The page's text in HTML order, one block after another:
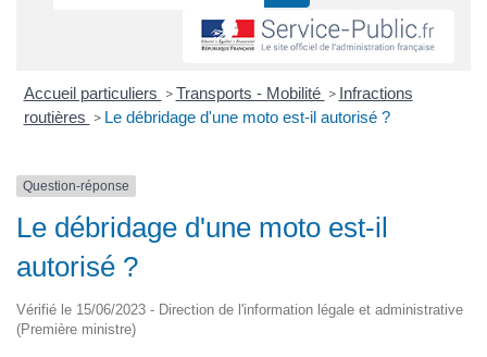
Accueil particuliers > Transports - Mobilité > Infractions
routières > Le débridage d'une moto est-il autorisé ?
Question-réponse
Le débridage d'une moto est-il
autorisé ?
Vérifié le 15/06/2023 - Direction de l'information légale et administrative
(Première ministre)